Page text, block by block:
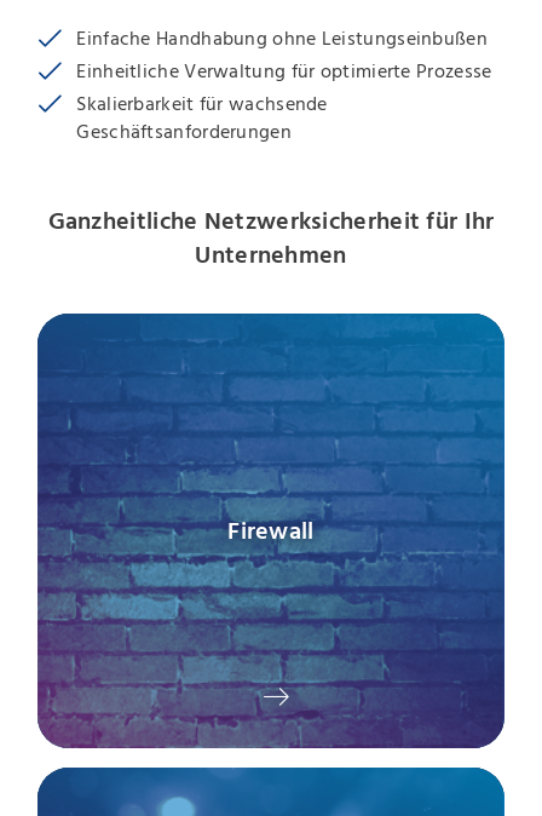
Einfache Handhabung ohne Leistungseinbußen
Einheitliche Verwaltung für optimierte Prozesse
Skalierbarkeit für wachsende
Geschäftsanforderungen
Ganzheitliche Netzwerksicherheit für Ihr
Unternehmen
Firewall